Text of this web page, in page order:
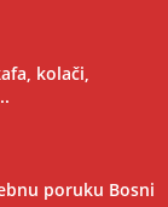
kolači,
poruku Bosni